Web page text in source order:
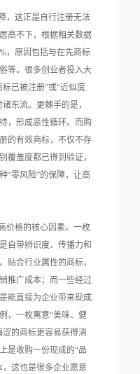
，这正是自行注册无法
高不下，根据相关数据
，原因包括与在先商标
等。很多创业者投入大
已被注册”或“近似度
东流。更棘手的是，
，形成恶性循环。而购
的有效商标，不仅不存
覆盖度都已得到验证，
“零风险”的保障，让高
价格的核心因素。一枚
自带辨识度、传播力和
贴合行业属性的商标，
推广成本；而一些经过
能直接为企业带来现成
，一枚寓意“美味、健
的商标更容易获得消
是收购一份现成的“品
这也是很多企业愿意